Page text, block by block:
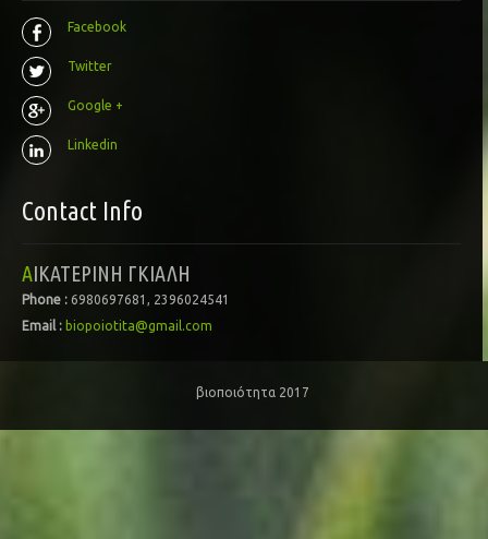
Facebook
Twitter
Google +
Linkedin
Contact Info
ΑΙΚΑΤΕΡΙΝΗ ΓΚΙΑΛΗ
Phone : 6980697681, 2396024541
Email : biopoiotita@gmail.com
βιοποιότητα 2017